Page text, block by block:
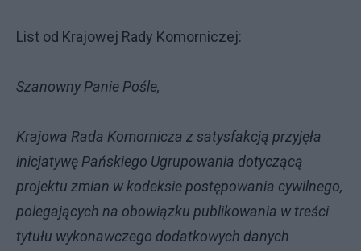
List od Krajowej Rady Komorniczej:
Szanowny Panie Pośle,
Krajowa Rada Komornicza z satysfakcją przyjęła
inicjatywę Pańskiego Ugrupowania dotyczącą
projektu zmian w kodeksie postępowania cywilnego,
polegających na obowiązku publikowania w treści
tytułu wykonawczego dodatkowych danych